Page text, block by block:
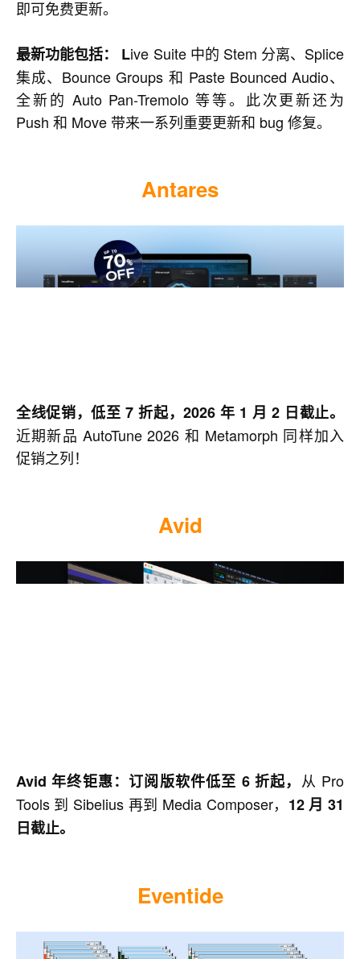
即可免费更新。
最新功能包括： Live Suite 中的 Stem 分离、Splice
集成、Bounce Groups 和 Paste Bounced Audio、
全新的 Auto Pan-Tremolo 等等。此次更新还为
Push 和 Move 带来一系列重要更新和 bug 修复。
Antares
全线促销，低至 7 折起，2026 年 1 月 2 日截止。
近期新品 AutoTune 2026 和 Metamorph 同样加入
促销之列！
Avid
Avid 年终钜惠：订阅版软件低至 6 折起， 从 Pro
Tools 到 Sibelius 再到 Media Composer， 12 月 31
日截止。
Eventide